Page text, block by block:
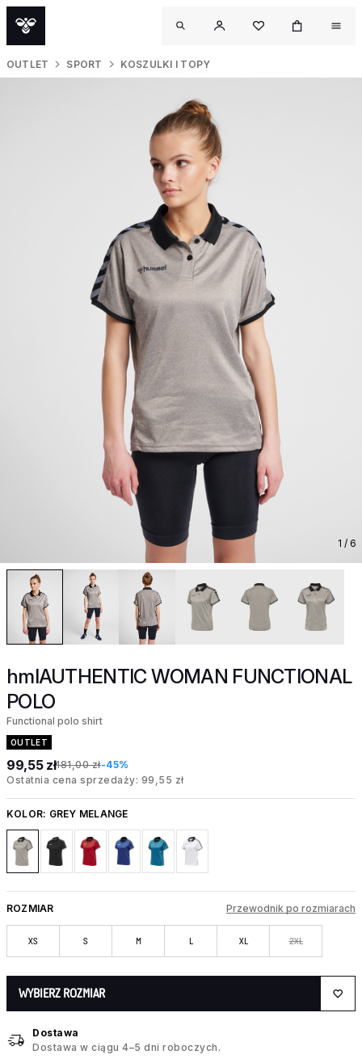
OUTLET SPORT KOSZULKI I TOPY
1 / 6
hmlAUTHENTIC WOMAN FUNCTIONAL
POLO
Functional polo shirt
OUTLET
99,55 zł181,00 zł-45%
Ostatnia cena sprzedaży: 99,55 zł
KOLOR: GREY MELANGE
ROZMIAR Przewodnik po rozmiarach
XS S M L XL 2XL
WYBIERZ ROZMIAR
Dostawa
Dostawa w ciągu 4–5 dni roboczych.